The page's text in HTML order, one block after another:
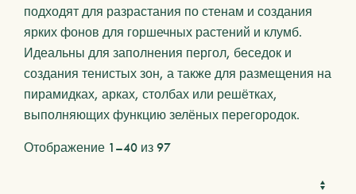
подходят для разрастания по стенам и создания
ярких фонов для горшечных растений и клумб.
Идеальны для заполнения пергол, беседок и
создания тенистых зон, а также для размещения на
пирамидках, арках, столбах или решётках,
выполняющих функцию зелёных перегородок.
Отображение 1–40 из 97